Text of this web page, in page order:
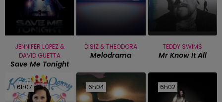
JENNIFER LOPEZ &
DAVID GUETTA
Save Me Tonight
DISIZ & THEODORA
Melodrama
TEDDY SWIMS
Mr Know It All
6h07
6h07 6h04
6h04 6h02
6h02